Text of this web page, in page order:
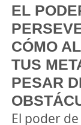
EL
CÓMO
TUS
PESAR
El poder de